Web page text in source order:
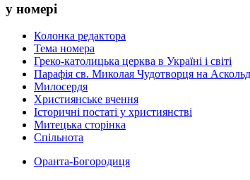
у номері
Колонка редактора
Тема номера
Греко-католицька церква в Україні і світі
Парафія св. Миколая Чудотворця на
Милосердя
Християнське вчення
Історичні постаті у християнстві
Митецька сторінка
Спільнота
Оранта-Богородиця